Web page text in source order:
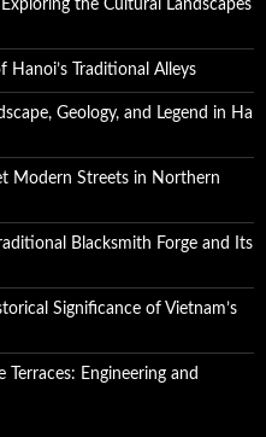
the Cultural Landscapes
Traditional Alleys
Geology, and Legend in Ha
Modern Streets in Northern
Blacksmith Forge and Its
Significance of Vietnam’s
Engineering and